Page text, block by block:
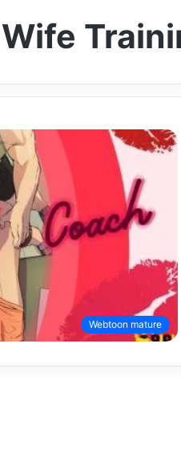
Webtoon mature